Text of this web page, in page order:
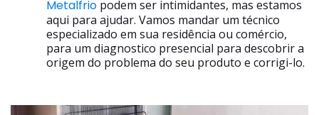
Metalfrio podem ser intimidantes, mas estamos
aqui para ajudar. Vamos mandar um técnico
especializado em sua residência ou comércio,
para um diagnostico presencial para descobrir a
origem do problema do seu produto e corrigi-lo.